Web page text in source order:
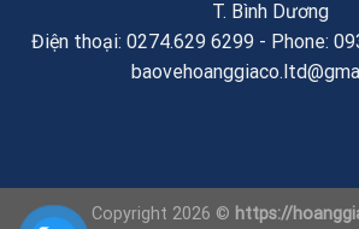
T. Bình Dương
Điện thoại: 0274.629 6299 - Phone:
Copyright 2026 © https://